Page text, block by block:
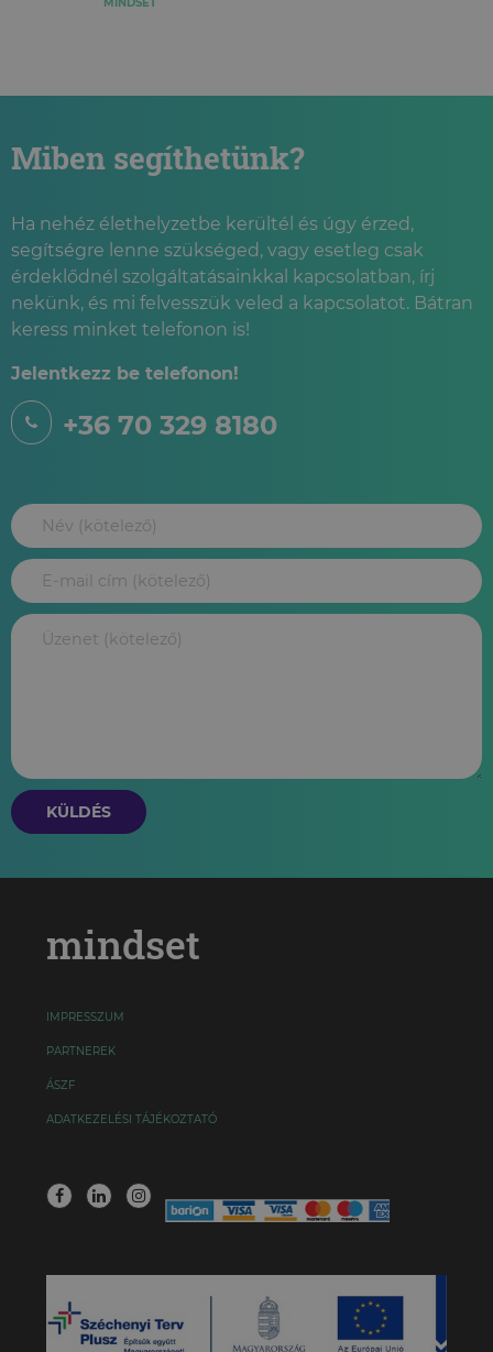
Miben segíthetünk?
Ha nehéz élethelyzetbe kerültél és úgy érzed,
segítségre lenne szükséged, vagy esetleg csak
érdeklődnél szolgáltatásainkkal kapcsolatban, írj
nekünk, és mi felvesszük veled a kapcsolatot. Bátran
keress minket telefonon is!
Jelentkezz be telefonon!
+36 70 329 8180
KÜLDÉS
mindset
IMPRESSZUM
PARTNEREK
ÁSZF
ADATKEZELÉSI TÁJÉKOZTATÓ